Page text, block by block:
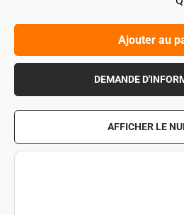
Ajouter au
DEMANDE
AFFICHER LE